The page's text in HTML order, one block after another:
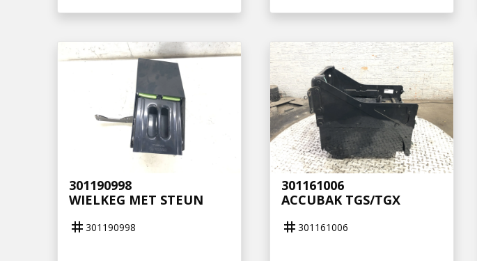
301190998
WIELKEG MET STEUN
tag 301190998
301161006
ACCUBAK TGS/TGX
tag 301161006